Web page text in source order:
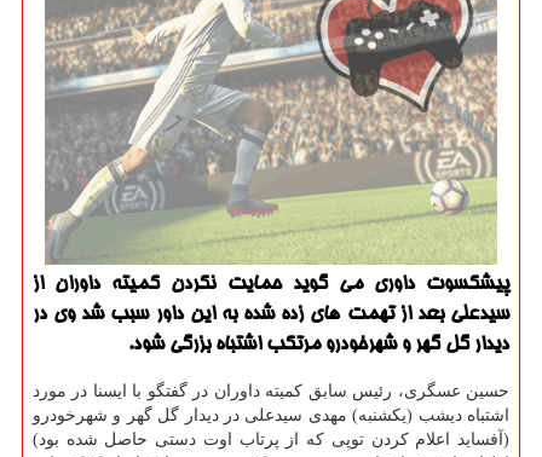
پیشكسوت داوری می گوید حمایت نكردن كمیته داوران از
سیدعلی بعد از تهمت های زده شده به این داور سبب شد وی در
دیدار گل گهر و شهرخودرو مرتكب اشتباه بزرگی شود.
حسین عسگری، رئیس سابق کمیته داوران در گفتگو با ایسنا در مورد
اشتباه دیشب (یکشنبه) مهدی سیدعلی در دیدار گل گهر و شهرخودرو
(آفساید اعلام کردن توپی که از پرتاب اوت دستی حاصل شده بود)